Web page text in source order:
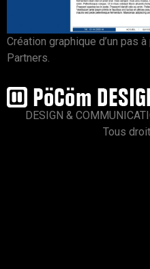
Création graphique d’un pas
Partners.
DESIGN &
Tous